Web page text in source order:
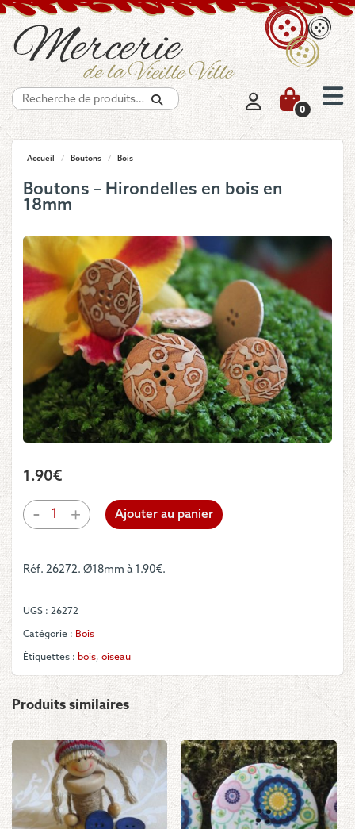
Recherche
0
Accueil / Boutons / Bois
Boutons – Hirondelles en bois en
18mm
1.90€
-
quantité
de
Hirondelles
en
18mm
+ Ajouter au panier
Réf. 26272. Ø18mm à 1.90€.
UGS : 26272
Catégorie : Bois
Étiquettes : bois, oiseau
Produits similaires